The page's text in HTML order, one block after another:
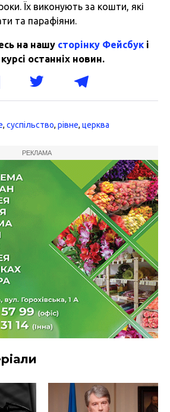
Їх виконують за кошти, які
та парафіяни.
на нашу сторінку Фейсбук і
останніх новин.
, суспільство, рівне, церква
РЕКЛАМА